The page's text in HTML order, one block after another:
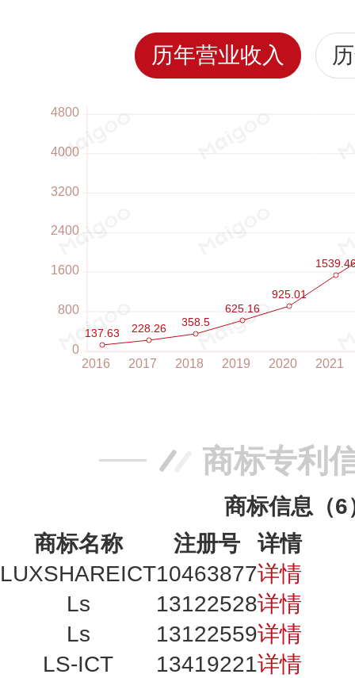
历年营业收入
商标专利
商标信息（6
商标名称
注册号
详情
LUXSHAREICT10463877详情
Ls
13122528详情
Ls
13122559详情
LS-ICT
13419221详情